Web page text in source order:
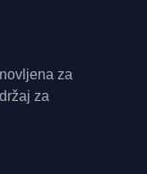
za
za